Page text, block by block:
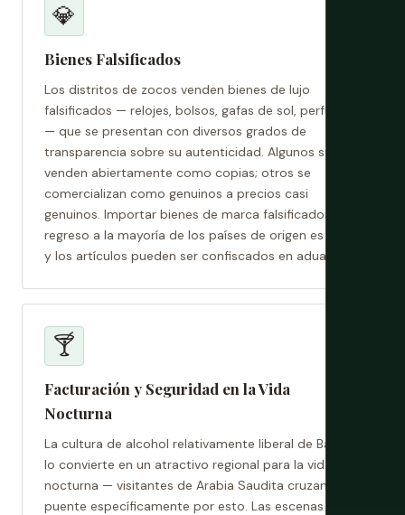
💎
Bienes Falsificados
Los distritos de zocos venden bienes de lujo
falsificados — relojes, bolsos, gafas de sol, perfumes
— que se presentan con diversos grados de
transparencia sobre su autenticidad. Algunos se
venden abiertamente como copias; otros se
comercializan como genuinos a precios casi
genuinos. Importar bienes de marca falsificados de
regreso a la mayoría de los países de origen es ilegal
y los artículos pueden ser confiscados en aduanas.
🍸
Facturación y Seguridad en la Vida
Nocturna
La cultura de alcohol relativamente liberal de Baréin
lo convierte en un atractivo regional para la vida
nocturna — visitantes de Arabia Saudita cruzan el
puente específicamente por esto. Las escenas de